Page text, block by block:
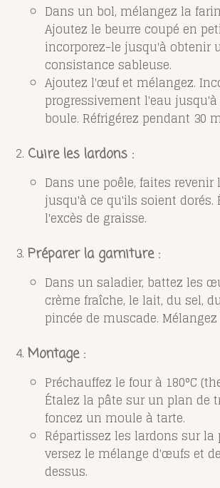
Dans un bol, mélangez la
Ajoutez le beurre coupé en
incorporez-le jusqu'à obtenir
consistance sableuse.
Ajoutez l'œuf et mélangez.
progressivement l'eau
boule. Réfrigérez pendant 30
Cuire les lardons :
Dans une poêle, faites revenir
jusqu'à ce qu'ils soient dorés.
l'excès de graisse.
Préparer la garniture:
Dans un saladier, battez les
crème fraîche, le lait, du sel,
pincée de muscade.
Montage:
Préchauffez le four à 180°C
Étalez la pâte sur un plan de
foncez un moule à tarte.
Répartissez les lardons sur la
versez le mélange d'œufs et
dessus.